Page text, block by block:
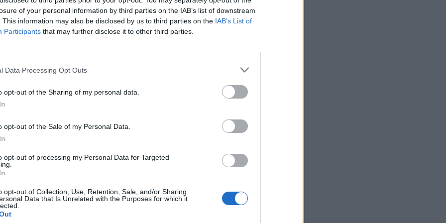
of your personal information by third parties on the IAB’s list of downstream
This information may also be disclosed by us to third parties on the IAB’s List of
Participants that may further disclose it to other third parties.
Data Processing Opt Outs
opt-out of the Sharing of my personal data.
opt-out of the Sale of my Personal Data.
opt-out of processing my Personal Data for Targeted
opt-out of Collection, Use, Retention, Sale, and/or Sharing
Data that Is Unrelated with the Purposes for which it
PARAPOLITIKA NEWSROOM
Ποιοι διάσημοι συνεχίζουν
να έχουν κέρδη... μετά
1
newsletter
Αποδέχομαι τουςόρους χρήσης